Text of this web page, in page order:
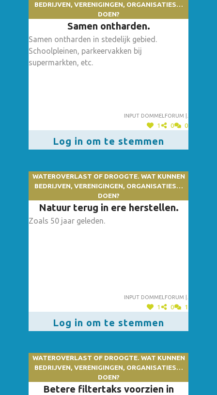
BEDRIJVEN, VERENIGINGEN, ORGANISATIES…
DOEN?
Samen ontharden.
Samen ontharden in stedelijk gebied.
Schoolpleinen, parkeervakken bij
supermarkten, etc.
Input dommelforum |.
1 0 0
Log in om te stemmen
WATEROVERLAST OF DROOGTE. WAT KUNNEN
BEDRIJVEN, VERENIGINGEN, ORGANISATIES…
DOEN?
Natuur terug in ere herstellen.
Zoals 50 jaar geleden.
Input dommelforum |.
1 0 1
Log in om te stemmen
WATEROVERLAST OF DROOGTE. WAT KUNNEN
BEDRIJVEN, VERENIGINGEN, ORGANISATIES…
DOEN?
Betere filtertaks voorzien in